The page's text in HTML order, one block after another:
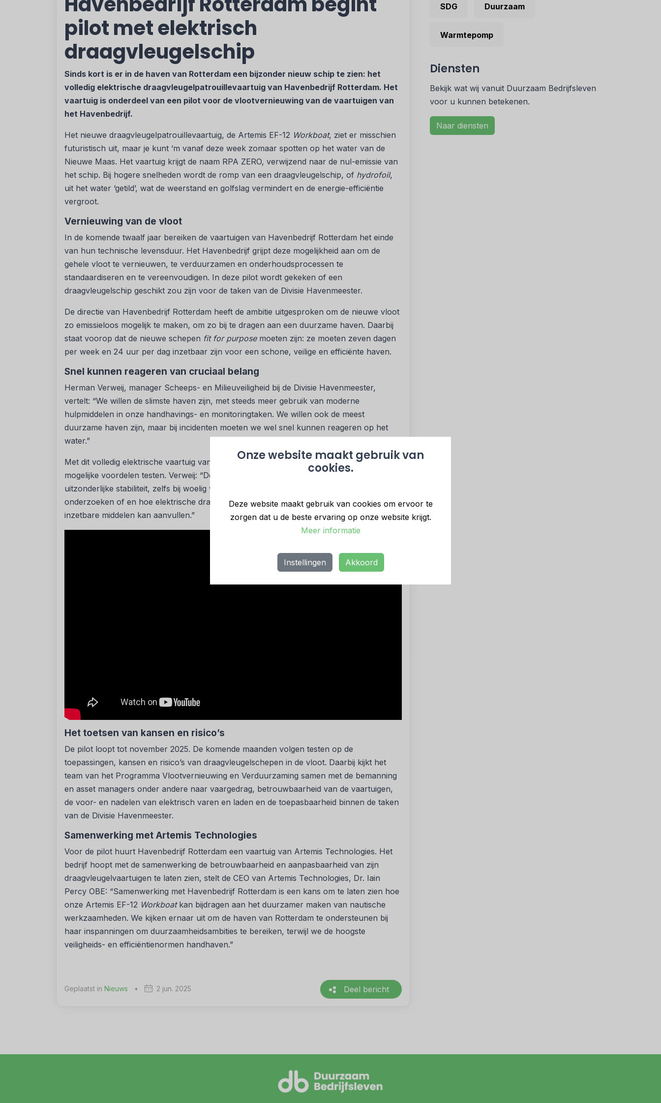
Onze website maakt gebruik van
cookies.
Deze website maakt gebruik van cookies om ervoor te
zorgen dat u de beste ervaring op onze website krijgt.
Meer informatie
Instellingen Akkoord
pilot met elektrisch
draagvleugelschip
Sinds kort is er in de haven van Rotterdam een bijzonder nieuw schip te zien: het
volledig elektrische draagvleugelpatrouillevaartuig van Havenbedrijf Rotterdam. Het
vaartuig is onderdeel van een pilot voor de vlootvernieuwing van de vaartuigen van
het Havenbedrijf.
Het nieuwe draagvleugelpatrouillevaartuig, de Artemis EF-12 Workboat, ziet er misschien
futuristisch uit, maar je kunt ‘m vanaf deze week zomaar spotten op het water van de
Nieuwe Maas. Het vaartuig krijgt de naam RPA ZERO, verwijzend naar de nul-emissie van
het schip. Bij hogere snelheden wordt de romp van een draagvleugelschip, of hydrofoil,
uit het water ‘getild’, wat de weerstand en golfslag vermindert en de energie-efficiëntie
vergroot.
Vernieuwing van de vloot
In de komende twaalf jaar bereiken de vaartuigen van Havenbedrijf Rotterdam het einde
van hun technische levensduur. Het Havenbedrijf grijpt deze mogelijkheid aan om de
gehele vloot te vernieuwen, te verduurzamen en onderhoudsprocessen te
standaardiseren en te vereenvoudigen. In deze pilot wordt gekeken of een
draagvleugelschip geschikt zou zijn voor de taken van de Divisie Havenmeester.
De directie van Havenbedrijf Rotterdam heeft de ambitie uitgesproken om de nieuwe vloot
zo emissieloos mogelijk te maken, om zo bij te dragen aan een duurzame haven. Daarbij
staat voorop dat de nieuwe schepen fit for purposemoeten zijn: ze moeten zeven dagen
per week en 24 uur per dag inzetbaar zijn voor een schone, veilige en efficiënte haven.
Snel kunnen reageren van cruciaal belang
Herman Verweij, manager Scheeps- en Milieuveiligheid bij de Divisie Havenmeester,
vertelt: “We willen de slimste haven zijn, met steeds meer gebruik van moderne
hulpmiddelen in onze handhavings- en monitoringtaken. We willen ook de meest
duurzame haven zijn, maar bij incidenten moeten we wel snel kunnen reageren op het
water.”
Met dit volledig elektrische vaartuig van Artemis Technologies wil Havenbedrijf Rotterdam
mogelijke voordelen testen. Verweij: “Denk daarbij aan de minimale golfslag en
uitzonderlijke stabiliteit, zelfs bij woelig water. Daarom zijn we enthousiast om te
onderzoeken of en hoe elektrische draagvleugelschepen onze samenstelling van
inzetbare middelen kan aanvullen.”
Het toetsen van kansen en risico’s
De pilot loopt tot november 2025. De komende maanden volgen testen op de
toepassingen, kansen en risico’s van draagvleugelschepen in de vloot. Daarbij kijkt het
team van het Programma Vlootvernieuwing en Verduurzaming samen met de bemanning
en asset managers onder andere naar vaargedrag, betrouwbaarheid van de vaartuigen,
de voor- en nadelen van elektrisch varen en laden en de toepasbaarheid binnen de taken
van de Divisie Havenmeester.
Samenwerking met Artemis Technologies
Voor de pilot huurt Havenbedrijf Rotterdam een vaartuig van Artemis Technologies. Het
bedrijf hoopt met de samenwerking de betrouwbaarheid en aanpasbaarheid van zijn
draagvleugelvaartuigen te laten zien, stelt de CEO van Artemis Technologies, Dr. Iain
Percy OBE: “Samenwerking met Havenbedrijf Rotterdam is een kans om te laten zien hoe
onze Artemis EF-12 Workboatkan bijdragen aan het duurzamer maken van nautische
werkzaamheden. We kijken ernaar uit om de haven van Rotterdam te ondersteunen bij
haar inspanningen om duurzaamheidsambities te bereiken, terwijl we de hoogste
veiligheids- en efficiëntienormen handhaven.”
Geplaatst in Nieuws • 2 jun. 2025 Deel bericht
SDG Duurzaam
Warmtepomp
Diensten
Bekijk wat wij vanuit Duurzaam Bedrijfsleven
voor u kunnen betekenen.
Naar diensten